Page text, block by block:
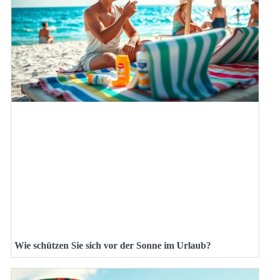
Wie schützen Sie sich vor der Sonne im Urlaub?